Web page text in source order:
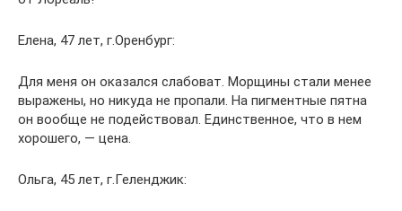
Елена, 47 лет, г.Оренбург:
Для меня он оказался слабоват. Морщины стали менее
выражены, но никуда не пропали. На пигментные пятна
он вообще не подействовал. Единственное, что в нем
хорошего, — цена.
Ольга, 45 лет, г.Геленджик: